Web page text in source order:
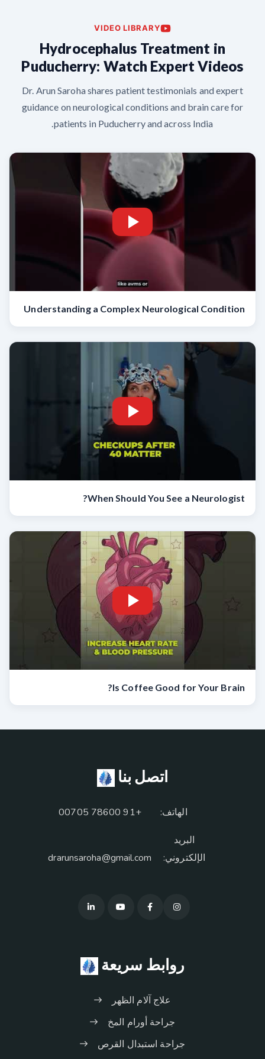
VIDEO LIBRARY
Hydrocephalus Treatment in
Puducherry: Watch Expert Videos
Dr. Arun Saroha shares patient testimonials and expert
guidance on neurological conditions and brain care for
patients in Puducherry and across India.
Understanding a Complex Neurological Condition
When Should You See a Neurologist?
Is Coffee Good for Your Brain?
اتصل بنا
الهاتف: +91 78600 00705
البريد
الإلكتروني:
drarunsaroha@gmail.com
روابط سريعة
علاج آلام الظهر
جراحة أورام المخ
جراحة استبدال القرص